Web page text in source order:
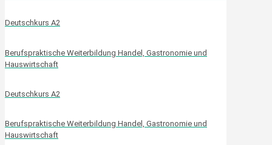
Deutschkurs A2
Berufspraktische Weiterbildung Handel, Gastronomie und
Hauswirtschaft
Deutschkurs A2
Berufspraktische Weiterbildung Handel, Gastronomie und
Hauswirtschaft